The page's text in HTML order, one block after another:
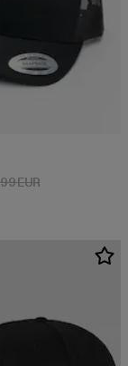
8,79 EUR
EURAktionspreis: